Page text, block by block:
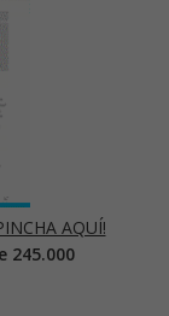
AQUÍ!
245.000